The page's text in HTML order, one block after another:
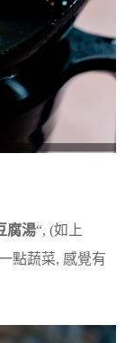
腐湯“, (如上
點蔬菜, 感覺有